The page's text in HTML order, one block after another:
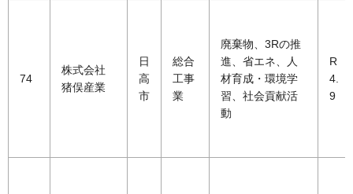
74
株式会社
猪俣産業
日
高
市
総合
工事
業
廃棄物、3Rの推
進、省エネ、人
材育成・環境学
習、社会貢献活
動
R
4.
9